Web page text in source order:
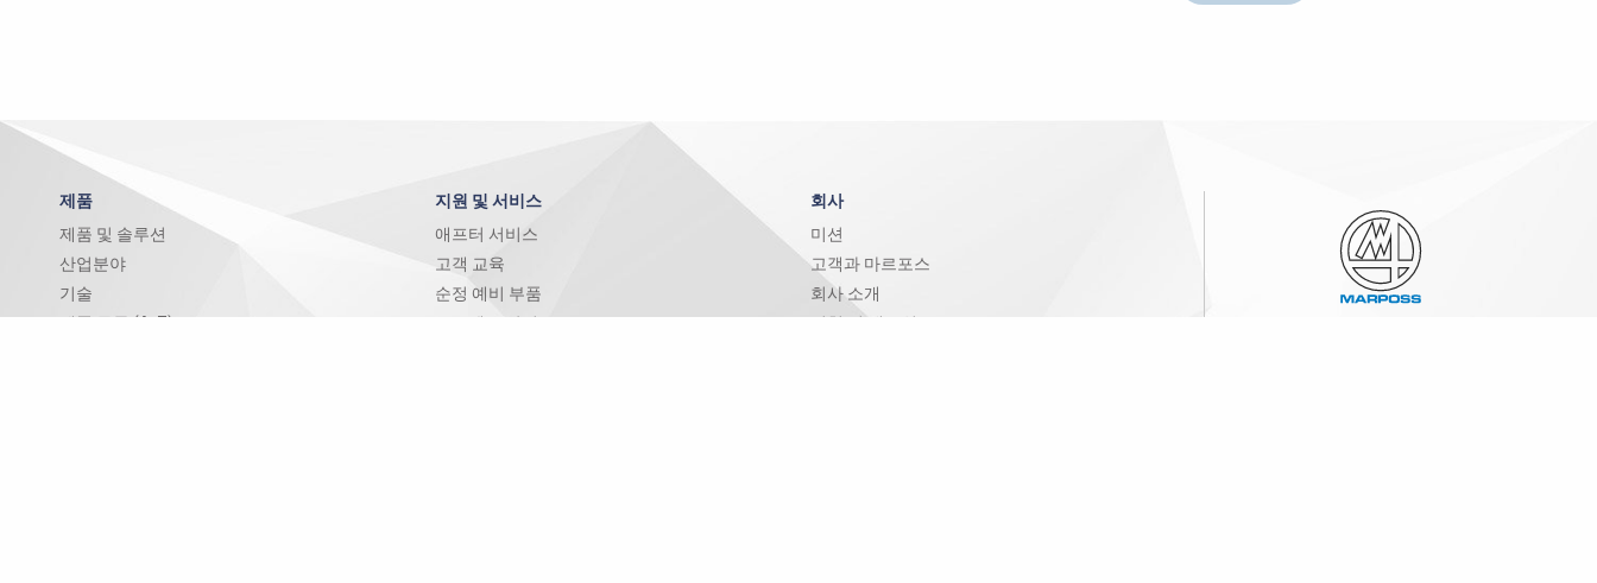
제품
제품 및 솔루션
산업분야
기술
제품 목록 (A-Z)
지원 및 서비스
애프터 서비스
고객 교육
순정 예비 부품
프로젝트 관리
회사
미션
고객과 마르포스
회사 소개
연혁 및 네트워크